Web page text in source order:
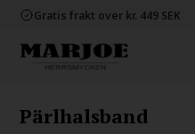
Gratis frakt over kr. 449 SEK
100% nikkelfria smycken
Snabb leverans
100% nikkelfria smycken
Pärlhalsband